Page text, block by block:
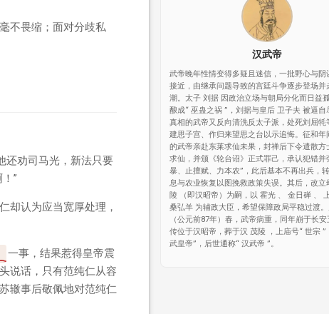
不畏缩；面对分歧私
还劝司马光，新法只要
”
却认为应当宽厚处理，
一事，结果惹得皇帝震
说话，只有范纯仁从容
辙事后敬佩地对范纯仁
汉武帝
武帝晚年性情变得多疑且迷信，一批野心与阴
接近，由继承问题导致的宫廷斗争逐步登场并
潮。太子 刘据 因政治立场与朝局分化而日益
酿成“ 巫蛊之祸 ”，刘据与皇后 卫子夫 被逼自
真相的武帝又反向清洗反太子派，处死刘屈牦
建思子宫、作归来望思之台以示追悔。征和年
的武帝亲赴东莱求仙未果，封禅后下令遣散方
求仙，并颁《轮台诏》正式罪己，承认犯错并
暴、止擅赋、力本农”，此后基本不再出兵，
息与农业恢复以图挽救政策失误。其后，改立
陵 （即汉昭帝）为嗣，以 霍光 、 金日䃅 、
桑弘羊 为辅政大臣，希望保障政局平稳过渡
（公元前87年）春，武帝病重，同年崩于长
传位于汉昭帝，葬于汉 茂陵 ，上庙号“ 世宗 ”
武皇帝”，后世通称“ 汉武帝 ”。